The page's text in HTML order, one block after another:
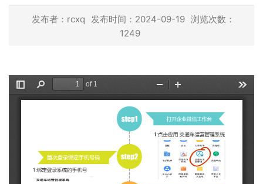
发布者：rcxq 发布时间：2024-09-19 浏览次数：
1249